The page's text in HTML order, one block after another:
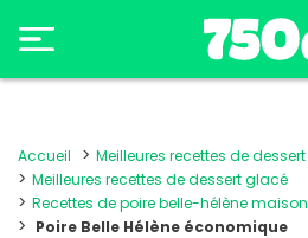
Accueil
Meilleures recettes de dessert
Meilleures recettes de dessert glacé
Recettes de poire belle-hélène maison
Poire Belle Hélène économique